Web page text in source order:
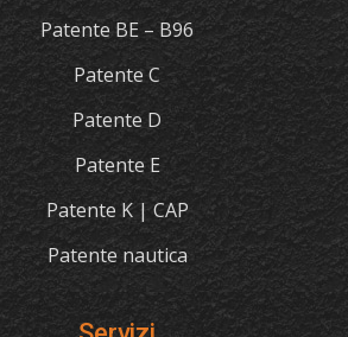
Patente BE – B96
Patente C
Patente D
Patente E
Patente K | CAP
Patente nautica